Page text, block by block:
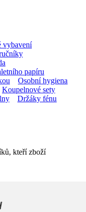
vybavení
papíru
Osobní hygiena
Koupelnové sety
Držáky fénu
kteří zboží